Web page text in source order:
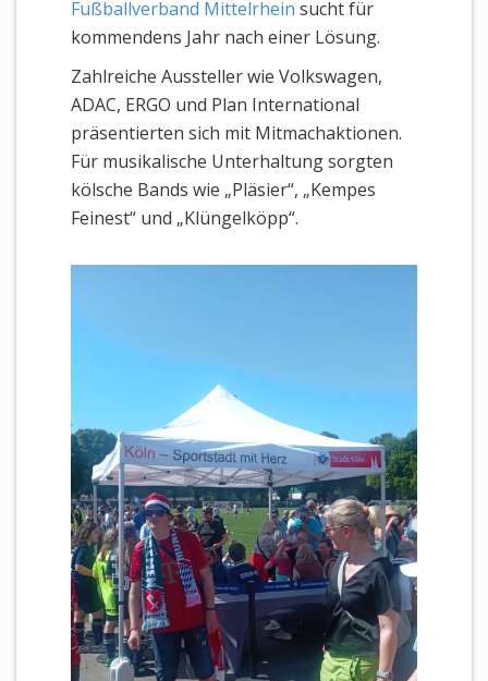
Fußballverband Mittelrhein sucht für
kommendens Jahr nach einer Lösung.
Zahlreiche Aussteller wie Volkswagen,
ADAC, ERGO und Plan International
präsentierten sich mit Mitmachaktionen.
Für musikalische Unterhaltung sorgten
kölsche Bands wie „Pläsier“, „Kempes
Feinest“ und „Klüngelköpp“.